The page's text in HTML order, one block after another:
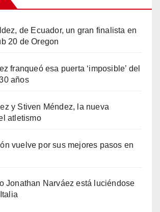
de Ecuador, un gran finalista en
20 de Oregon
franqueó esa puerta ‘imposible’ del
años
y Stiven Méndez, la nueva
atletismo
vuelve por sus mejores pasos en
Jonathan Narváez está luciéndose